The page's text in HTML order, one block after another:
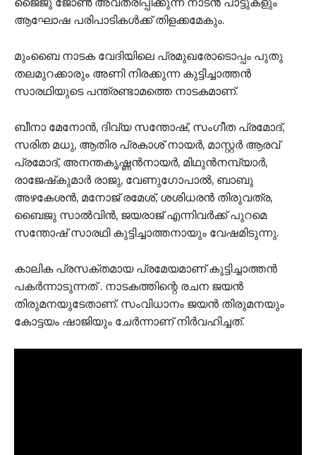
ആഘോഷ പരിപാടികൾക്ക് തിളക്കമേകും.
മുംബൈ നാടക വേദിയിലെ പ്രമുഖരോടൊപ്പം പുതു
തലമുറക്കാരും അണി നിരക്കുന്ന കുട്ടിച്ചാത്തൻ
സാരഥിയുടെ പന്ത്രണ്ടാമത്തെ നാടകമാണ്.
ബീനാ മേനോൻ, ദിവ്യ സന്തോഷ്, സംഗീത പ്രമോദ്,
സരിത മധു, ആതിര പ്രകാശ് നായർ, മാസ്റ്റർ ആരവ്
പ്രമോദ്, അനന്തകൃഷ്ണൻനായർ, മിഥുൻനമ്പ്യാർ,
രാജേഷ്‌കുമാർ രാജു, വേണുഗോപാൽ, ബാബു
അഴകേശൻ, മനോജ് രമേശ്, ശശിധരൻ തിരുവത്ര,
ബൈജു സാൽവിൻ, ജയരാജ് എന്നിവർക്ക് പുറമെ
സന്തോഷ് സാരഥി കുട്ടിച്ചാത്തനായും വേഷമിടുന്നു.
കാലിക പ്രസക്തമായ പ്രമേയമാണ് കുട്ടിച്ചാത്തൻ
പകർന്നാടുന്നത് . നാടകത്തിന്റെ രചന ജയൻ
തിരുമനയുടേതാണ്. സംവിധാനം ജയൻ തിരുമനയും
കോട്ടയം ഷാജിയും ചേർന്നാണ് നിർവഹിച്ചത്.